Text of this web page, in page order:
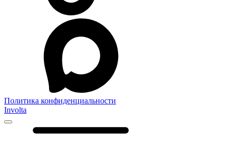
Политика конфиденциальности
Involta